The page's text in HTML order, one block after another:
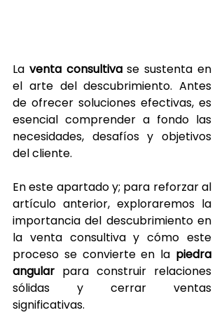
La venta consultiva se sustenta en
el arte del descubrimiento. Antes
de ofrecer soluciones efectivas, es
esencial comprender a fondo las
necesidades, desafíos y objetivos
del cliente.
En este apartado y; para reforzar al
artículo anterior, exploraremos la
importancia del descubrimiento en
la venta consultiva y cómo este
proceso se convierte en la piedra
angular para construir relaciones
sólidas y cerrar ventas
significativas.